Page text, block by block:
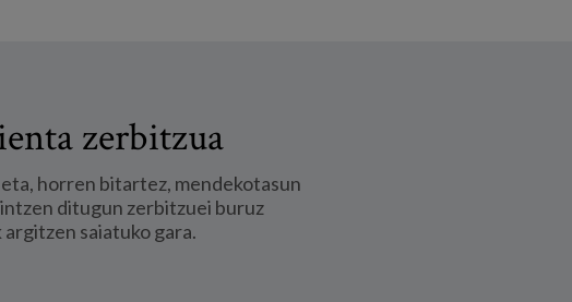
zerbitzua
horren bitartez, mendekotasun
ditugun zerbitzuei buruz
saiatuko gara.